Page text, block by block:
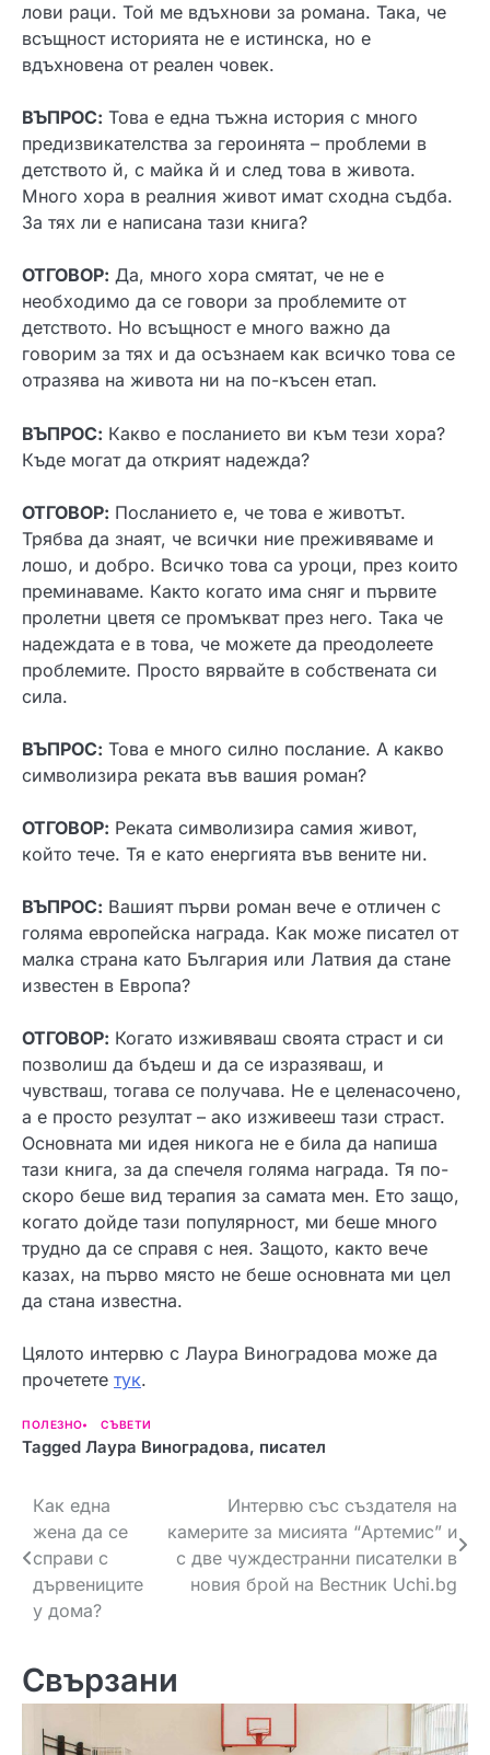
лови раци. Той ме вдъхнови за романа. Така, че
всъщност историята не е истинска, но е
вдъхновена от реален човек.
ВЪПРОС: Това е една тъжна история с много
предизвикателства за героинята – проблеми в
детството й, с майка й и след това в живота.
Много хора в реалния живот имат сходна съдба.
За тях ли е написана тази книга?
ОТГОВОР: Да, много хора смятат, че не е
необходимо да се говори за проблемите от
детството. Но всъщност е много важно да
говорим за тях и да осъзнаем как всичко това се
отразява на живота ни на по-късен етап.
ВЪПРОС: Какво е посланието ви към тези хора?
Къде могат да открият надежда?
ОТГОВОР: Посланието е, че това е животът.
Трябва да знаят, че всички ние преживяваме и
лошо, и добро. Всичко това са уроци, през които
преминаваме. Както когато има сняг и първите
пролетни цветя се промъкват през него. Така че
надеждата е в това, че можете да преодолеете
проблемите. Просто вярвайте в собствената си
сила.
ВЪПРОС: Това е много силно послание. А какво
символизира реката във вашия роман?
ОТГОВОР: Реката символизира самия живот,
който тече. Тя е като енергията във вените ни.
ВЪПРОС: Вашият първи роман вече е отличен с
голяма европейска награда. Как може писател от
малка страна като България или Латвия да стане
известен в Европа?
ОТГОВОР: Когато изживяваш своята страст и си
позволиш да бъдеш и да се изразяваш, и
чувстваш, тогава се получава. Не е целенасочено,
а е просто резултат – ако изживееш тази страст.
Основната ми идея никога не е била да напиша
тази книга, за да спечеля голяма награда. Тя по-
скоро беше вид терапия за самата мен. Ето защо,
когато дойде тази популярност, ми беше много
трудно да се справя с нея. Защото, както вече
казах, на първо място не беше основната ми цел
да стана известна.
Цялото интервю с Лаура Виноградова може да
прочетете тук.
ПОЛЕЗНО СЪВЕТИ
Tagged Лаура Виноградова, писател
Н
а
в
и
г
а
Как една
жена да се
справи с
дървениците
у дома?
Интервю със създателя на
камерите за мисията “Артемис” и
с две чуждестранни писателки в
новия брой на Вестник Uchi.bg
Свързани